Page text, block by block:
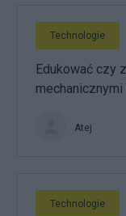
Technologie
Edukować czy
mechanicznymi
Atej
Technologie